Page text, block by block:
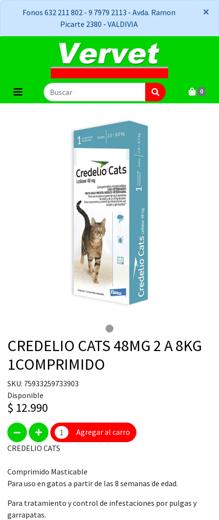
Fonos 632 211 802 - 9 7979 2113 - Avda. Ramon
Picarte 2380 - VALDIVIA
×
×
0
CREDELIO CATS 48MG 2 A 8KG
1COMPRIMIDO
SKU: 75933259733903
Disponible
$ 12.990
Agregar al carro
CREDELIO CATS
Comprimido Masticable
Para uso en gatos a partir de las 8 semanas de edad.
Para tratamiento y control de infestaciones por pulgas y
garrapatas.